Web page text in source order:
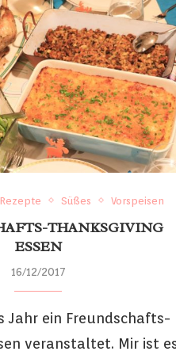
Rezepte Süßes Vorspeisen
THANKSGIVING
ESSEN
16/12/2017
Jahr ein Freundschafts-
veranstaltet. Mir ist